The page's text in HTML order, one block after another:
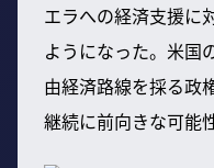
エラへの経済支援に
ようになった。米国
由経済路線を採る政
継続に前向きな可能